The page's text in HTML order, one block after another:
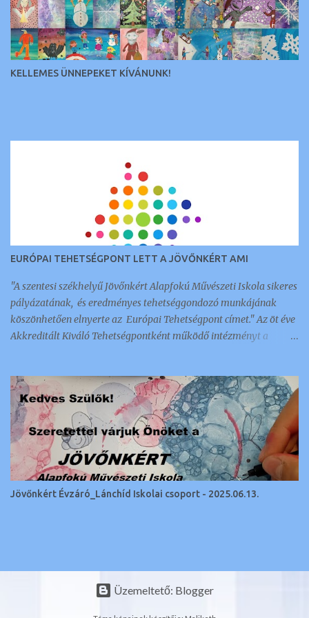
e
k
KELLEMES ÜNNEPEKET KÍVÁNUNK!
EURÓPAI TEHETSÉGPONT LETT A JÖVŐNKÉRT AMI
"A szentesi székhelyű Jövőnkért Alapfokú Művészeti Iskola sikeres
pályázatának, és eredményes tehetséggondozó munkájának
köszönhetően elnyerte az Európai Tehetségpont címet." Az öt éve
Akkreditált Kiváló Tehetségpontként működő intézményt a
rendelkezik a kontinensen. Az a tehetséggondozó szervezet lehet
Európai Tehetségpont: aki rendelkezik a tehetségek fejlesztésével
kapcsolatos stratégiával, és legalább egyéves gyakorlattal a terv
megvalósítása terén; kész megosztani az információkat a
tehetséggondozási gyakorlatairól és egyéb tehetséggel
kapcsolatos ügyekről más Európai Tehetségpontokkal és Európai
Tehetségközpontokkal; kész együttműködni más Európai
Tehetségpontokkal, ideértve a közös programokban való
Jövőnkért Évzáró_Lánchíd Iskolai csoport - 2025.06.13.
Üzemeltető: Blogger